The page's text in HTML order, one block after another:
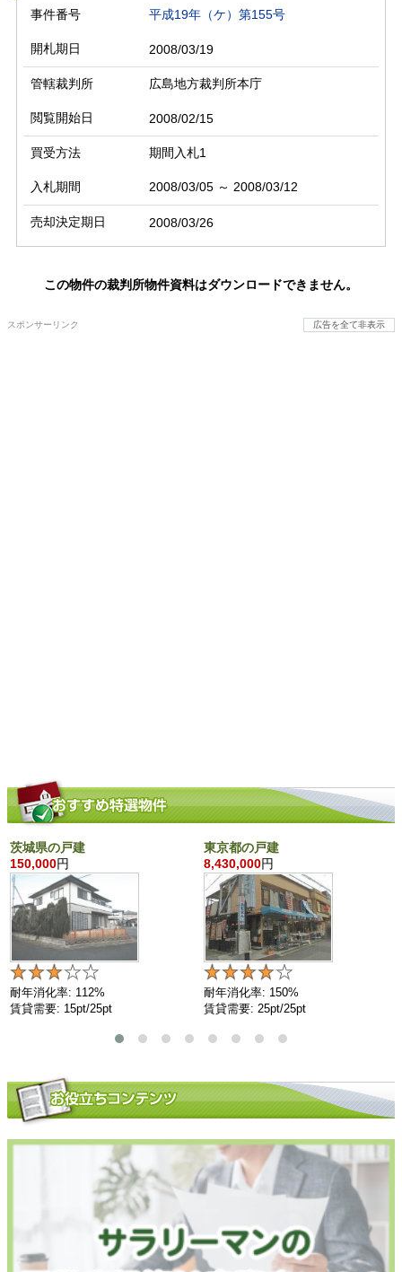
事件番号 平成19年（ケ）第155号
開札期日 2008/03/19
管轄裁判所 広島地方裁判所本庁
閲覧開始日 2008/02/15
買受方法 期間入札1
入札期間 2008/03/05 ～ 2008/03/12
売却決定期日 2008/03/26
この物件の裁判所物件資料はダウンロードできません。
スポンサーリンク 広告を全て非表示
茨城県の戸建
150,000円
耐年消化率: 112%
賃貸需要: 15pt/25pt
東京都の戸建
8,430,000円
耐年消化率: 150%
賃貸需要: 25pt/25pt